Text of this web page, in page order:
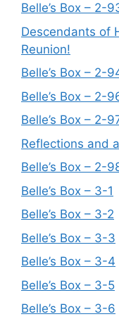
Belle’s Box – 2-
Descendants of
Reunion!
Belle’s Box – 2-
Belle’s Box – 2-
Belle’s Box – 2-
Reflections and
Belle’s Box – 2-
Belle’s Box – 3-1
Belle’s Box – 3-2
Belle’s Box – 3-3
Belle’s Box – 3-4
Belle’s Box – 3-5
Belle’s Box – 3-6